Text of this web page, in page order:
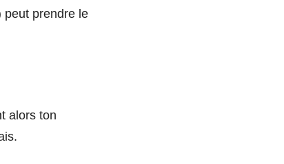
peut prendre le
alors ton